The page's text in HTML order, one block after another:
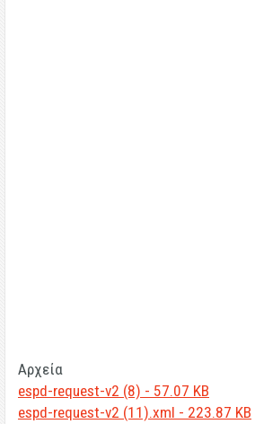
Αρχεία
espd-request-v2 (8) - 57.07 KB
espd-request-v2 (11).xml - 223.87 KB